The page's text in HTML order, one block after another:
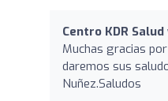
Centro KDR
Muchas gracias
daremos sus
Nuñez.Saludos